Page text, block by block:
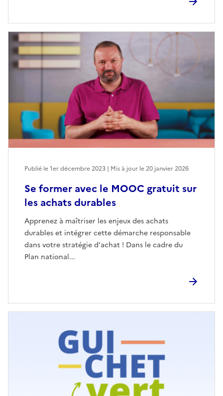
Se former avec le MOOC gratuit sur
les achats durables
Apprenez à maîtriser les enjeux des achats
durables et intégrer cette démarche responsable
dans votre stratégie d'achat ! Dans le cadre du
Plan national...
Publié le 1er décembre 2023 | Mis à jour le 20 janvier 2026